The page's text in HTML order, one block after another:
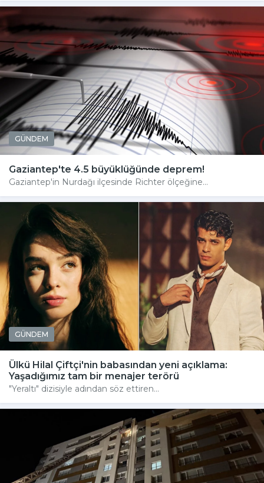
GÜNDEM
Gaziantep'te 4.5 büyüklüğünde deprem!
Gaziantep'in Nurdağı ilçesinde Richter ölçeğine...
GÜNDEM
Ülkü Hilal Çiftçi'nin babasından yeni açıklama:
Yaşadığımız tam bir menajer terörü
"Yeraltı" dizisiyle adından söz ettiren...